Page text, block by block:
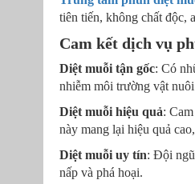
tiên tiến, không chất độc,
Cam kết dịch vụ
Diệt muỗi tận gốc: Có
nhiễm môi trường vật
Diệt muỗi hiệu quả:
này mang lại hiệu quả
Diệt muỗi uy tín: Đội
nấp và phá hoại.